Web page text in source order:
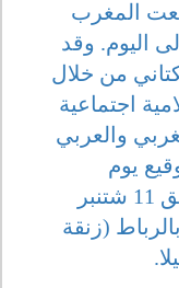
المغرب
منذ إعلان استقلاله سنة 1956 إلى اليوم. وقد
من خلال
اجتماعية
والعربي
يوم
الجمعة 21 رمضان 1430 الموافق 11 شتنبر
بالرباط (زنقة